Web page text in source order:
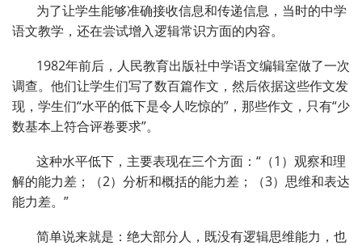
为了让学生能够准确接收信息和传递信息，当时的中学
语文教学，还在尝试增入逻辑常识方面的内容。
1982年前后，人民教育出版社中学语文编辑室做了一次
调查。他们让学生们写了数百篇作文，然后依据这些作文发
现，学生们“水平的低下是令人吃惊的”，那些作文，只有“少
数基本上符合评卷要求”。
这种水平低下，主要表现在三个方面：“（1）观察和理
解的能力差；（2）分析和概括的能力差；（3）思维和表达
能力差。”
简单说来就是：绝大部分人，既没有逻辑思维能力，也